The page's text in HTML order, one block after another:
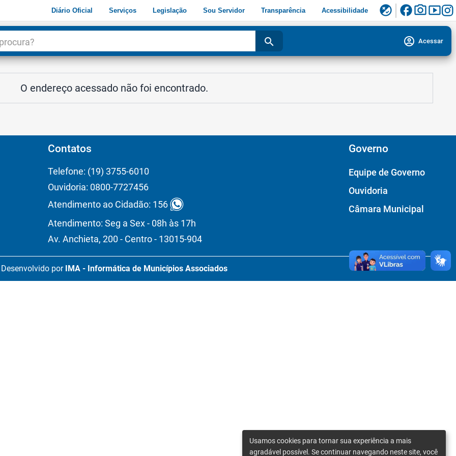
Diário Oficial Serviços Legislação Sou Servidor Transparência Acessibilidade flaky facebookphoto_camerasmart_display
search account_circle Acessar
O endereço acessado não foi encontrado.
Contatos
Telefone: (19) 3755-6010
Ouvidoria: 0800-7727456
Atendimento ao Cidadão: 156
Atendimento: Seg a Sex - 08h às 17h
Av. Anchieta, 200 - Centro - 13015-904
Governo
Equipe de Governo
Ouvidoria
Câmara Municipal
Desenvolvido por IMA - Informática de Municípios Associados
Usamos cookies para tornar sua experiência a mais
agradável possível. Se continuar navegando neste site, você